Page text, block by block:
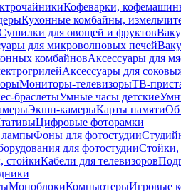
Кофеварки,
Кухонные комбайны,
для овощей и фруктов
для микроволновых печей
комбайновАксессуары для
Аксессуары для
Мониторы-телевизорыТВ-
браслетыУмные часы детские
Экшн-камерыКарты памяти
Цифровые фоторамки
лампыФоны для фотостудии
для фотостудииСтойки,
стойкиКабели для телевизоров
МоноблокиКомпьютерыИгровые